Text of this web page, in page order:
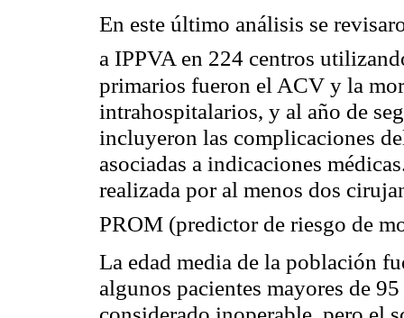
En este último análisis se
a IPPVA en 224 centros
primarios fueron el ACV y la
intrahospitalarios, y al año de
incluyeron las complicaciones
asociadas a indicaciones
realizada por al menos dos
PROM (predictor de riesgo de
La edad media de la población
algunos pacientes mayores de